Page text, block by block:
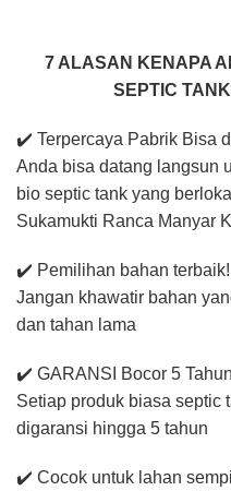
7 ALASAN KENAPA
SEPTIC
✔️ Terpercaya Pabrik Bisa
Anda bisa datang langsun
bio septic tank yang
Sukamukti Ranca Manyar
✔️ Pemilihan bahan terbaik!
Jangan khawatir bahan
dan tahan lama
✔️ GARANSI Bocor 5 Tahun
Setiap produk biasa septic
digaransi hingga 5 tahun
✔️ Cocok untuk lahan